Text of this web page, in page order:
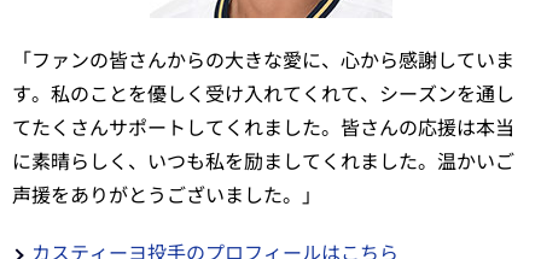
「ファンの皆さんからの大きな愛に、心から感謝していま
す。私のことを優しく受け入れてくれて、シーズンを通し
てたくさんサポートしてくれました。皆さんの応援は本当
に素晴らしく、いつも私を励ましてくれました。温かいご
声援をありがとうございました。」
カスティーヨ投手のプロフィールはこちら